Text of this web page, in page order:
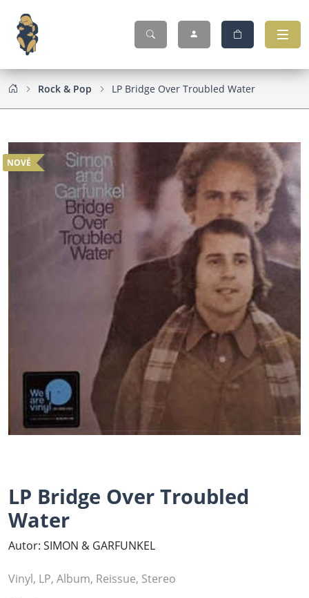
Rock & Pop LP Bridge Over Troubled Water
NOVÉ
LP Bridge Over Troubled
Water
Autor: SIMON & GARFUNKEL
Vinyl, LP, Album, Reissue, Stereo